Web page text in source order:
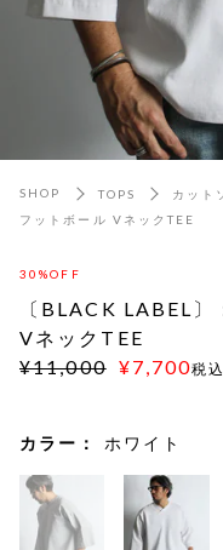
SHOP TOPS カット
フットボール VネックTEE
30%OFF
〔BLACK LABEL
VネックTEE
¥11,000 ¥7,700税込
カラー： ホワイト